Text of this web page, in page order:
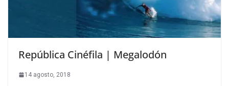
República Cinéfila | Megalodón
14 agosto, 2018